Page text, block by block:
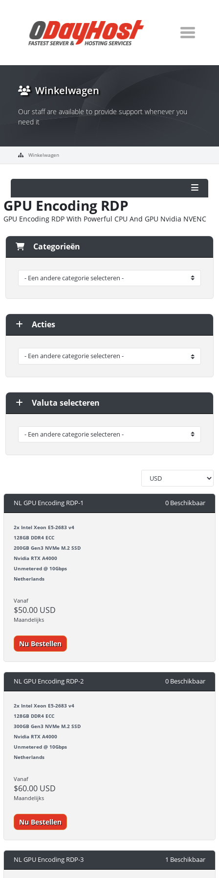
Winkelwagen
Our staff are available to provide support whenever you
need it
Winkelwagen
GPU Encoding RDP
GPU Encoding RDP With Powerful CPU And GPU Nvidia NVENC
Categorieën
Acties
Valuta selecteren
NL GPU Encoding RDP-1 0 Beschikbaar
2x Intel Xeon E5-2683 v4
128GB DDR4 ECC
200GB Gen3 NVMe M.2 SSD
Nvidia RTX A4000
Unmetered @ 10Gbps
Netherlands
Vanaf
$50.00 USD
Maandelijks
Nu Bestellen
NL GPU Encoding RDP-2 0 Beschikbaar
2x Intel Xeon E5-2683 v4
128GB DDR4 ECC
300GB Gen3 NVMe M.2 SSD
Nvidia RTX A4000
Unmetered @ 10Gbps
Netherlands
Vanaf
$60.00 USD
Maandelijks
Nu Bestellen
NL GPU Encoding RDP-3 1 Beschikbaar